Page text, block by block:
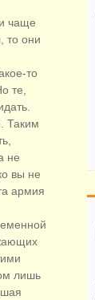
чаще
то они
то
те,
Таким
не
вы не
армия
лишь